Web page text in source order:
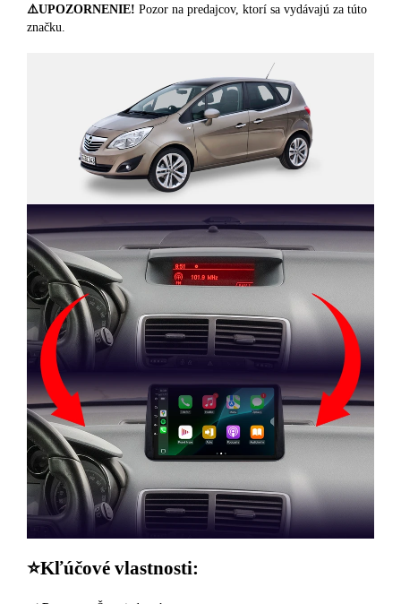
⚠️UPOZORNENIE! Pozor na predajcov, ktorí sa vydávajú za túto
značku.
⭐️Kľúčové vlastnosti: